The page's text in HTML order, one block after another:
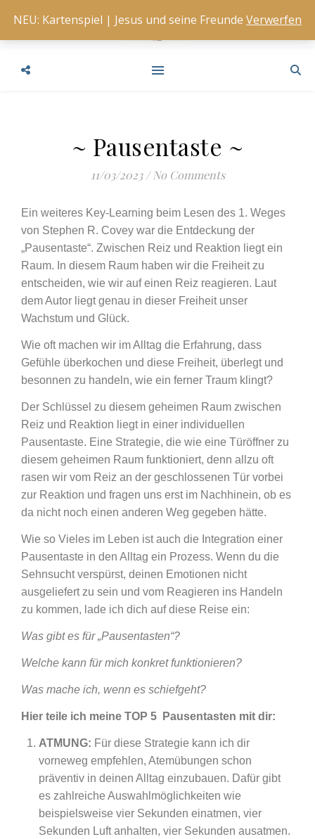
~ Pausentaste ~
11/03/2023 / No Comments
Ein weiteres Key-Learning beim Lesen des 1. Weges
von Stephen R. Covey war die Entdeckung der
„Pausentaste“. Zwischen Reiz und Reaktion liegt ein
Raum. In diesem Raum haben wir die Freiheit zu
entscheiden, wie wir auf einen Reiz reagieren. Laut
dem Autor liegt genau in dieser Freiheit unser
Wachstum und Glück.
Wie oft machen wir im Alltag die Erfahrung, dass
Gefühle überkochen und diese Freiheit, überlegt und
besonnen zu handeln, wie ein ferner Traum klingt?
Der Schlüssel zu diesem geheimen Raum zwischen
Reiz und Reaktion liegt in einer individuellen
Pausentaste. Eine Strategie, die wie eine Türöffner zu
diesem geheimen Raum funktioniert, denn allzu oft
rasen wir vom Reiz an der geschlossenen Tür vorbei
zur Reaktion und fragen uns erst im Nachhinein, ob es
da nicht noch einen anderen Weg gegeben hätte.
Wie so Vieles im Leben ist auch die Integration einer
Pausentaste in den Alltag ein Prozess. Wenn du die
Sehnsucht verspürst, deinen Emotionen nicht
ausgeliefert zu sein und vom Reagieren ins Handeln
zu kommen, lade ich dich auf diese Reise ein:
Was gibt es für „Pausentasten“?
Welche kann für mich konkret funktionieren?
Was mache ich, wenn es schiefgeht?
Hier teile ich meine TOP 5 Pausentasten mit dir:
ATMUNG: Für diese Strategie kann ich dir
vorneweg empfehlen, Atemübungen schon
präventiv in deinen Alltag einzubauen. Dafür gibt
es zahlreiche Auswahlmöglichkeiten wie
beispielsweise vier Sekunden einatmen, vier
Sekunden Luft anhalten, vier Sekunden ausatmen.
NEU: Kartenspiel | Jesus und seine Freunde Verwerfen